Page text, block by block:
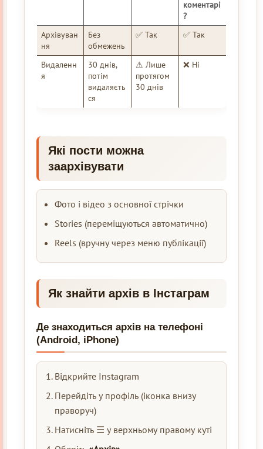
коментарі
?
Архівуван
ня
Без
обмежень
✅ Так ✅ Так
Видаленн
я
30 днів,
потім
видаляєть
ся
⚠ Лише
протягом
30 днів
❌ Ні
Які пости можна
заархівувати
Фото і відео з основної стрічки
Stories (переміщуються автоматично)
Reels (вручну через меню публікації)
Як знайти архів в Інстаграм
Де знаходиться архів на телефоні
(Android, iPhone)
Відкрийте Instagram
Перейдіть у профіль (іконка внизу
праворуч)
Натисніть ☰ у верхньому правому куті